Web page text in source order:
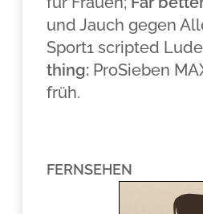
und Jauch gegen
Sport1 scripted
thing: ProSieben
früh.
FERNSEHEN